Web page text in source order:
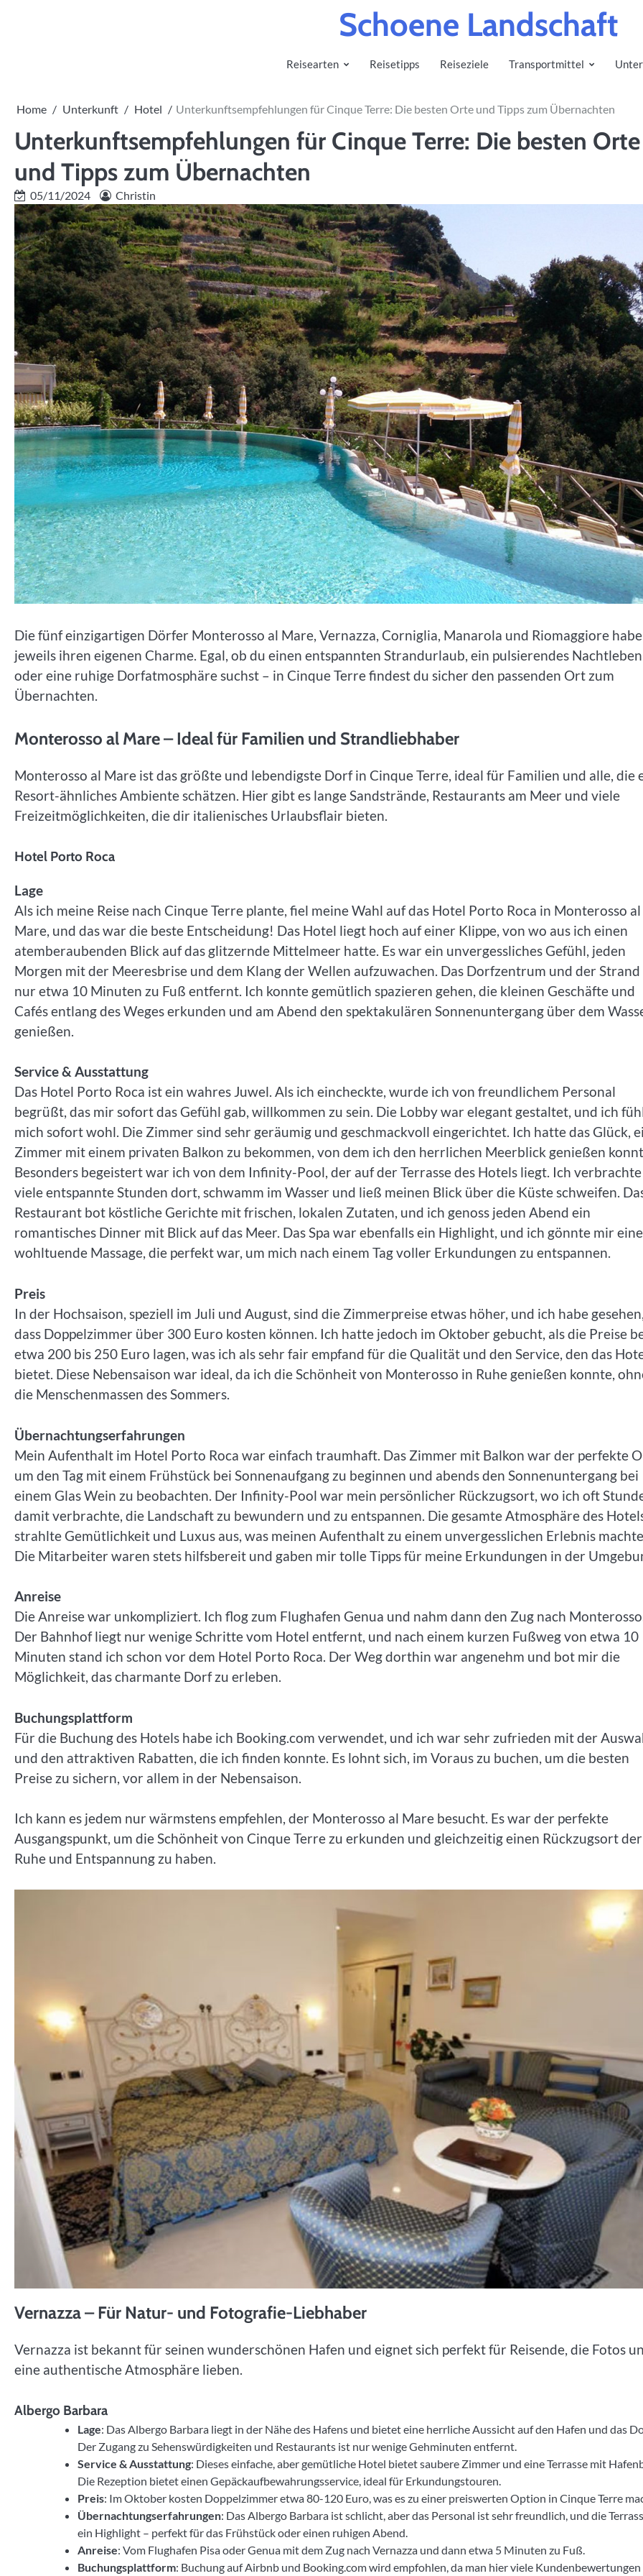
Schoene Landschaft
Reisearten Reisetipps Reiseziele Transportmittel
Home Unterkunft Hotel Unterkunftsempfehlungen für Cinque Terre: Die besten Orte und Tipps zum Übernachten
Unterkunftsempfehlungen für Cinque Terre: Die besten Orte
und Tipps zum Übernachten
05/11/2024 Christin
Die fünf einzigartigen Dörfer Monterosso al Mare, Vernazza, Corniglia, Manarola und Riomaggiore
jeweils ihren eigenen Charme. Egal, ob du einen entspannten Strandurlaub, ein pulsierendes Nachtleben
oder eine ruhige Dorfatmosphäre suchst – in Cinque Terre findest du sicher den passenden Ort zum
Übernachten.
Monterosso al Mare – Ideal für Familien und Strandliebhaber
Monterosso al Mare ist das größte und lebendigste Dorf in Cinque Terre, ideal für Familien und alle, die
Resort-ähnliches Ambiente schätzen. Hier gibt es lange Sandstrände, Restaurants am Meer und viele
Freizeitmöglichkeiten, die dir italienisches Urlaubsflair bieten.
Hotel Porto Roca
Lage
Als ich meine Reise nach Cinque Terre plante, fiel meine Wahl auf das Hotel Porto Roca in Monterosso al
Mare, und das war die beste Entscheidung! Das Hotel liegt hoch auf einer Klippe, von wo aus ich einen
atemberaubenden Blick auf das glitzernde Mittelmeer hatte. Es war ein unvergessliches Gefühl, jeden
Morgen mit der Meeresbrise und dem Klang der Wellen aufzuwachen. Das Dorfzentrum und der Strand
nur etwa 10 Minuten zu Fuß entfernt. Ich konnte gemütlich spazieren gehen, die kleinen Geschäfte und
Cafés entlang des Weges erkunden und am Abend den spektakulären Sonnenuntergang über dem
genießen.
Service & Ausstattung
Das Hotel Porto Roca ist ein wahres Juwel. Als ich eincheckte, wurde ich von freundlichem Personal
begrüßt, das mir sofort das Gefühl gab, willkommen zu sein. Die Lobby war elegant gestaltet, und ich
mich sofort wohl. Die Zimmer sind sehr geräumig und geschmackvoll eingerichtet. Ich hatte das Glück,
Zimmer mit einem privaten Balkon zu bekommen, von dem ich den herrlichen Meerblick genießen
Besonders begeistert war ich von dem Infinity-Pool, der auf der Terrasse des Hotels liegt. Ich verbrachte
viele entspannte Stunden dort, schwamm im Wasser und ließ meinen Blick über die Küste schweifen.
Restaurant bot köstliche Gerichte mit frischen, lokalen Zutaten, und ich genoss jeden Abend ein
romantisches Dinner mit Blick auf das Meer. Das Spa war ebenfalls ein Highlight, und ich gönnte mir eine
wohltuende Massage, die perfekt war, um mich nach einem Tag voller Erkundungen zu entspannen.
Preis
In der Hochsaison, speziell im Juli und August, sind die Zimmerpreise etwas höher, und ich habe
dass Doppelzimmer über 300 Euro kosten können. Ich hatte jedoch im Oktober gebucht, als die Preise
etwa 200 bis 250 Euro lagen, was ich als sehr fair empfand für die Qualität und den Service, den das
bietet. Diese Nebensaison war ideal, da ich die Schönheit von Monterosso in Ruhe genießen konnte,
die Menschenmassen des Sommers.
Übernachtungserfahrungen
Mein Aufenthalt im Hotel Porto Roca war einfach traumhaft. Das Zimmer mit Balkon war der perfekte
um den Tag mit einem Frühstück bei Sonnenaufgang zu beginnen und abends den Sonnenuntergang bei
einem Glas Wein zu beobachten. Der Infinity-Pool war mein persönlicher Rückzugsort, wo ich oft
damit verbrachte, die Landschaft zu bewundern und zu entspannen. Die gesamte Atmosphäre des
strahlte Gemütlichkeit und Luxus aus, was meinen Aufenthalt zu einem unvergesslichen Erlebnis
Die Mitarbeiter waren stets hilfsbereit und gaben mir tolle Tipps für meine Erkundungen in der
Anreise
Die Anreise war unkompliziert. Ich flog zum Flughafen Genua und nahm dann den Zug nach
Der Bahnhof liegt nur wenige Schritte vom Hotel entfernt, und nach einem kurzen Fußweg von etwa 10
Minuten stand ich schon vor dem Hotel Porto Roca. Der Weg dorthin war angenehm und bot mir die
Möglichkeit, das charmante Dorf zu erleben.
Buchungsplattform
Für die Buchung des Hotels habe ich Booking.com verwendet, und ich war sehr zufrieden mit der
und den attraktiven Rabatten, die ich finden konnte. Es lohnt sich, im Voraus zu buchen, um die besten
Preise zu sichern, vor allem in der Nebensaison.
Ich kann es jedem nur wärmstens empfehlen, der Monterosso al Mare besucht. Es war der perfekte
Ausgangspunkt, um die Schönheit von Cinque Terre zu erkunden und gleichzeitig einen Rückzugsort der
Ruhe und Entspannung zu haben.
Vernazza – Für Natur- und Fotografie-Liebhaber
Vernazza ist bekannt für seinen wunderschönen Hafen und eignet sich perfekt für Reisende, die Fotos
eine authentische Atmosphäre lieben.
Albergo Barbara
Lage: Das Albergo Barbara liegt in der Nähe des Hafens und bietet eine herrliche Aussicht auf den Hafen und das
Der Zugang zu Sehenswürdigkeiten und Restaurants ist nur wenige Gehminuten entfernt.
Service & Ausstattung: Dieses einfache, aber gemütliche Hotel bietet saubere Zimmer und eine Terrasse mit
Die Rezeption bietet einen Gepäckaufbewahrungsservice, ideal für Erkundungstouren.
Preis: Im Oktober kosten Doppelzimmer etwa 80-120 Euro, was es zu einer preiswerten Option in Cinque Terre
Übernachtungserfahrungen: Das Albergo Barbara ist schlicht, aber das Personal ist sehr freundlich, und die
ein Highlight – perfekt für das Frühstück oder einen ruhigen Abend.
Anreise: Vom Flughafen Pisa oder Genua mit dem Zug nach Vernazza und dann etwa 5 Minuten zu Fuß.
Buchungsplattform: Buchung auf Airbnb und Booking.com wird empfohlen, da man hier viele Kundenbewertungen